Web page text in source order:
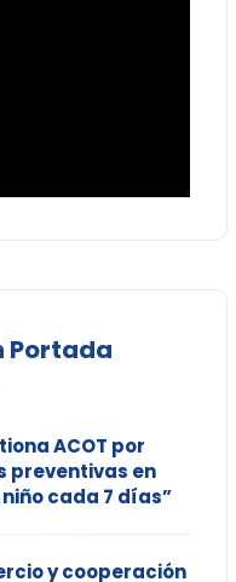
Portada
ACOT por
preventivas en
cada 7 días”
y cooperación